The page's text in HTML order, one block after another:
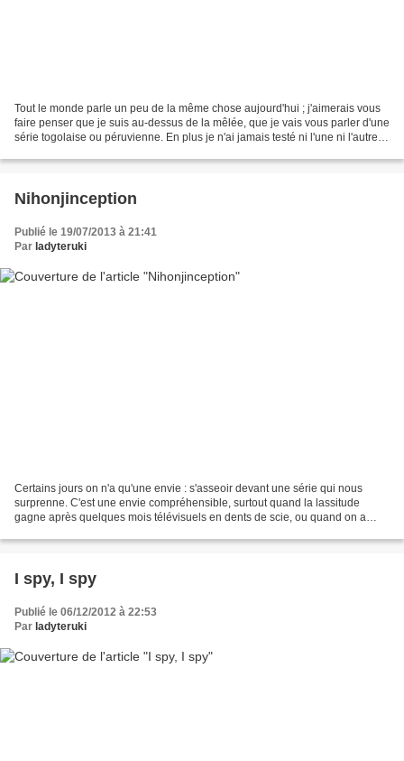
Tout le monde parle un peu de la même chose aujourd'hui ; j'aimerais vous
faire penser que je suis au-dessus de la mêlée, que je vais vous parler d'une
série togolaise ou péruvienne. En plus je n'ai jamais testé ni l'une ni l'autre,
Nihonjinception
Publié le 19/07/2013 à 21:41
Par ladyteruki
Certains jours on n'a qu'une envie : s'asseoir devant une série qui nous
surprenne. C'est une envie compréhensible, surtout quand la lassitude
gagne après quelques mois télévisuels en dents de scie, ou quand on a
I spy, I spy
Publié le 06/12/2012 à 22:53
Par ladyteruki